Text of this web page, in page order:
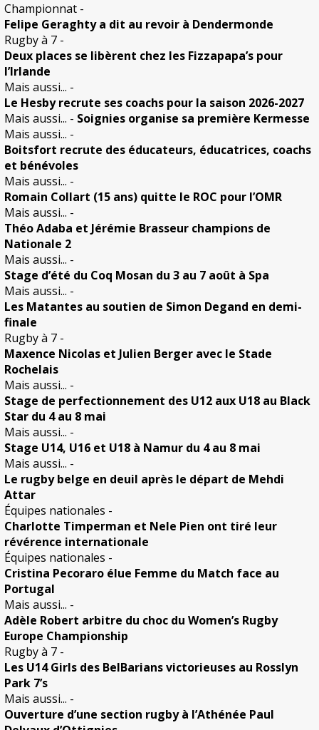
Championnat -
Felipe Geraghty a dit au revoir à Dendermonde
Rugby à 7 -
Deux places se libèrent chez les Fizzapapa’s pour
l’Irlande
Mais aussi... -
Le Hesby recrute ses coachs pour la saison 2026-2027
Mais aussi... - Soignies organise sa première Kermesse
Mais aussi... -
Boitsfort recrute des éducateurs, éducatrices, coachs
et bénévoles
Mais aussi... -
Romain Collart (15 ans) quitte le ROC pour l’OMR
Mais aussi... -
Théo Adaba et Jérémie Brasseur champions de
Nationale 2
Mais aussi... -
Stage d’été du Coq Mosan du 3 au 7 août à Spa
Mais aussi... -
Les Matantes au soutien de Simon Degand en demi-
finale
Rugby à 7 -
Maxence Nicolas et Julien Berger avec le Stade
Rochelais
Mais aussi... -
Stage de perfectionnement des U12 aux U18 au Black
Star du 4 au 8 mai
Mais aussi... -
Stage U14, U16 et U18 à Namur du 4 au 8 mai
Mais aussi... -
Le rugby belge en deuil après le départ de Mehdi
Attar
Équipes nationales -
Charlotte Timperman et Nele Pien ont tiré leur
révérence internationale
Équipes nationales -
Cristina Pecoraro élue Femme du Match face au
Portugal
Mais aussi... -
Adèle Robert arbitre du choc du Women’s Rugby
Europe Championship
Rugby à 7 -
Les U14 Girls des BelBarians victorieuses au Rosslyn
Park 7’s
Mais aussi... -
Ouverture d’une section rugby à l’Athénée Paul